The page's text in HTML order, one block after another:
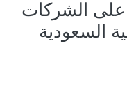
على الشركات
السعودية